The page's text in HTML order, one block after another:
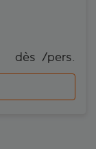
dès /pers.